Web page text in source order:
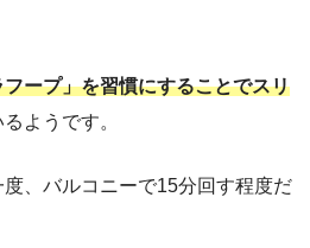
フープ」を習慣にすることでスリ
ようです。
、バルコニーで15分回す程度だ